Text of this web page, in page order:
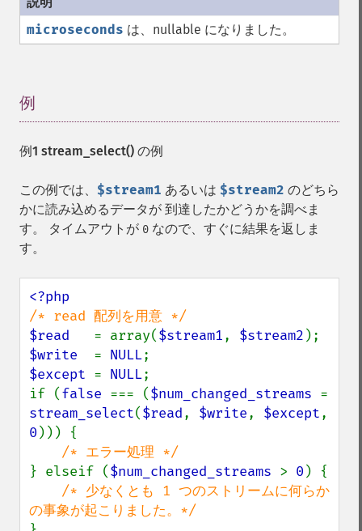
microseconds は、nullable になりました。
例
例1 stream_select() の例
この例では、 $stream1 あるいは $stream2 のどちら
かに読み込めるデータが 到達したかどうかを調べま
す。 タイムアウトが 0 なので、すぐに結果を返しま
す。
$read = array($stream1, $stream2
$write = NULL
$except = NULL;
if (false === ($num_changed_streams
stream_select($read, $write, $except
0 ))) {
} elseif ($num_changed_streams > 0 ) {
/* 少なくとも 1 つのストリームに何らか